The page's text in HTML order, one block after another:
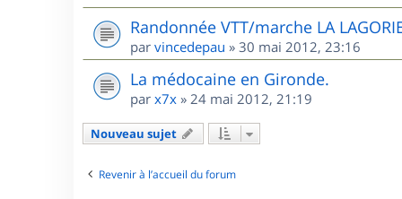
Randonnée VTT/marche LA
par vincedepau » 30 mai 2012, 23:16
La médocaine en Gironde.
par x7x » 24 mai 2012, 21:19
Nouveau sujet
Revenir à l’accueil du forum